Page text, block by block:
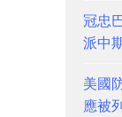
冠忠
派中
美國
應被